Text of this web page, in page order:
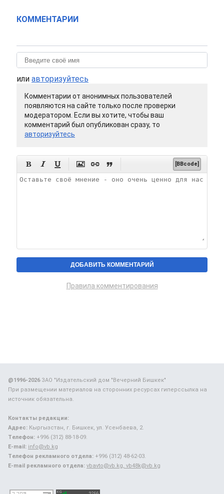
КОММЕНТАРИИ
или авторизуйтесь
Комментарии от анонимных пользователей
появляются на сайте только после проверки
модератором. Если вы хотите, чтобы ваш
комментарий был опубликован сразу, то
авторизуйтесь
      [BBcode]
Правила комментирования
@1996-2026ЗАО "Издательский дом "Вечерний Бишкек"
При размещении материалов на сторонних ресурсах гиперссылка на
источник обязательна.
Контакты редакции:
Адрес: Кыргызстан, г. Бишкек, ул. Усенбаева, 2.
Телефон: +996 (312) 88-18-09.
E-mail: info@vb.kg
Телефон рекламного отдела: +996 (312) 48-62-03.
E-mail рекламного отдела: vbavto@vb.kg, vb48k@vb.kg